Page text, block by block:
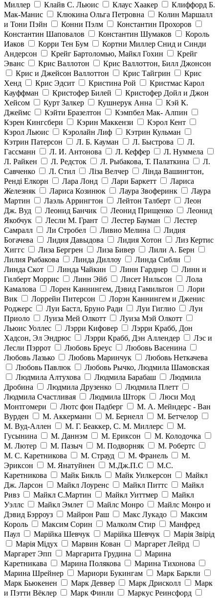
Миллер
Клайв С. Льюис Клаус Хаакер
Клиффорд Б.
Мак-Манис
Клюкина Ольга Петровна
Колин Маршалл
и Тони Пэйн
Конни Пэлм
Константин Прохоров
Константин Шаповалов
Константин Шумаков
Король
Иаков
Корри Тен Бум
Кортни Миллер Снид и Синди
Андерсон
Крейг Бартоломью, Майкл Гохин
Крейг
Эванс
Крис Валлотон
Крис Валлоттон, Билл Джонсон
Крис и Джейсон Валлоттон
Крис Тайгрин
Крис
Хенд
Крис Эдсит Кристина Рой
Кристмас Карол
Кауффман
Кристофер Билей
Кристофер Дойл и Джон
Хейсом
Курт Залкер Кушнерук Анна
Кэй К.
Джеймс
Кэйти Бразелтон
Кэмпбел Мак- Алпин
Кэрен Кингсбери
Кэрин Маккензи
Кэрол Кент
Кэрол Льюис
Кэролайн Лиф
Кэтрин Кульман
Кэтрин Патерсон
Л. Б. Кауман Л. Быстрова
Л.
Гассманн
Л. И. Антонова Л. Кеффер
Л. Нуммела
Л. Райкен
Л. Редсток Л. Рыбакова, Т. Палаткина
Л.
Савченко
Л. Стил Ліза Велчер
Лінда Вашингтон,
Ренді Елкорн
Лара Лонд Лари Баркетт
Лариса
Железняк
Лариса Козинюк Лаура Звоферинк
Лаура
Мартин
Лаэль Аррингтон Лейтон Талберт
Леон
Дж. Вуд
Леонид Банчик Леонид Прищенко
Леонид
Якобчук
Лесли М. Грант Лестер Бауман
Лестер
Самралл
Ли Стробел Ливио Мелина
Лидия
Богачева
Лидия Давыдова Лидия Хотон
Лиз Кертис
Хиггс
Лиза Бергрен Лиза Бивер
Лили А. Берн
Лилия Рыбакова
Линда Диллоу
Линда Сибли
Линда Скот
Линда Чайкин Линн Гарднер
Линн и
Гилберт Моррис
Линн Эйб Лисет Нильсон
Лола
Камалова
Лорен Каннингем, Дэвид Гамильтон
Лори
Вик
Лоррейн Питерсон
Лорэн Каннингем и Дженис
Роджерс
Луи Бастл, Бруно Ради Луи Гиглио
Луи
Приоло
Луиза Мей Олкотт
Луиза Мэй Олкотт
Льюис Уоллес
Лэрри Кифовер
Лэрри Крабб, Дон
Хадсон, Эл Эндрюс
Лэрри Крабб, Дэн Аллендер
Лэс и
Лесли Пэррот
Любовь Бреус
Любовь Васенина
Любовь Лазько
Любовь Маринчук
Любовь Неткачева
Любовь Павлюк
Любовь Рычко, Людмила Шамовская
Людмила Алтухова
Людмила Барабаш
Людмила
Дробина
Людмила Друзенко
Людмила Плетт
Людмила Счастливая
Людмила Шторк
Люси Мод
Монтгомери
Лютс фон Падберг
М. А. Мейндерс - Ван
Вурден
М. Аккерманн М. Бернелл
М. Бетчелор
М. Вуд-Аллен
М. Г. Беаккер, С. М. Миллерс
М.
Гусынина
М. Даннэм М. Ериксон
М. Колодочка
М. Лютер
М. Пазыч М. Подворняк
М. Робертс
М. С. Каретникова
М. Страуд М. Франель
М.
Эриксон
М. Янатуйнен М.Дж.П.С
М.С.
Каретникова
Майк Бикль Майк Уилкерсон
Майкл
Дж. Ларсон
Майкл Лоуренс Майкл Питтс
Майкл
Ривз
Майкл С.Мартин Майкл Уиттмер
Майкл
Уэллс
Майкл Эмлет Майлс Монро
Майлс Монро и
Дэвид Бэрроуз
Майрон Раш Макс Лукадо
Максим
Король
Максим Сорин Малколм Стир
Манфред
Паул
Марійка Шевчук Марійка Шевчук
Марія Звірід
Марія Мідух
Марвин Кован
Маргарет Лейрд
Маргарет Эпп
Маргарита Грудина
Марина
Каретникава
Марина Полякова
Марина Тихонова
Марина Шрейнер
Мариори Букингам
Марк Баркли
Марк Бьюкенен
Марк Деввер Марк Дрисколл
Марк
и Пэтти Вёклер
Марк Финли
Маркус Реинсфорд